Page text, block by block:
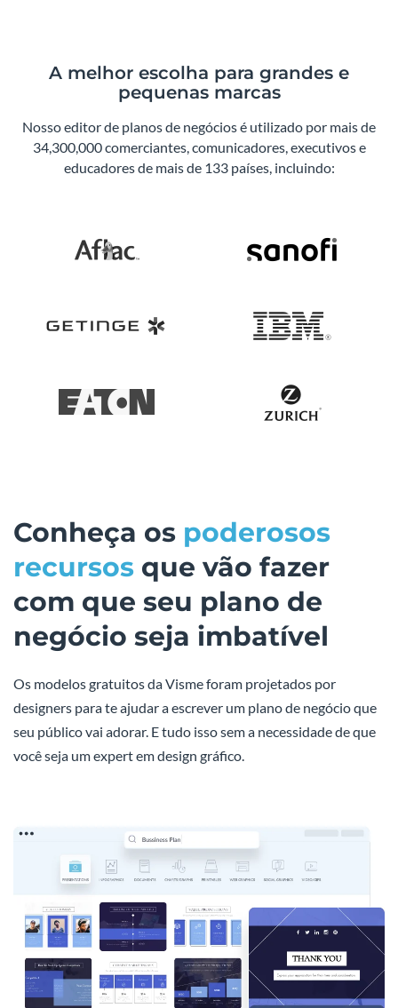
A melhor escolha para grandes e
pequenas marcas
Nosso editor de planos de negócios é utilizado por mais de
34,300,000 comerciantes, comunicadores, executivos e
educadores de mais de 133 países, incluindo:
Conheça os poderosos
recursos que vão fazer
com que seu plano de
negócio seja imbatível
Os modelos gratuitos da Visme foram projetados por
designers para te ajudar a escrever um plano de negócio que
seu público vai adorar. E tudo isso sem a necessidade de que
você seja um expert em design gráfico.